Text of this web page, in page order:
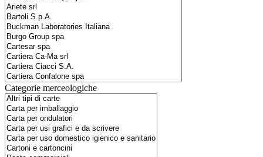
Categorie merceologiche